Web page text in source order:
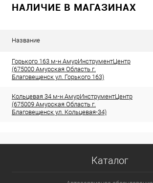
НАЛИЧИЕ В МАГАЗИНАХ
Название
Горького 163 м-н АмурИнструментЦентр
(675000 Амурская Область г.
Благовещенск ул. Горького 163)
Кольцевая 34 м-н АмурИнструментЦентр
(675009 Амурская Область г.
Благовещенск ул. Кольцевая-34)
Каталог